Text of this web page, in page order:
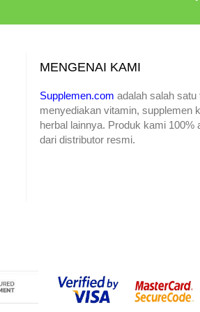
MENGENAI KAMI
Supplemen.com adalah salah
menyediakan vitamin, supplemen
herbal lainnya. Produk kami 100%
dari distributor resmi.